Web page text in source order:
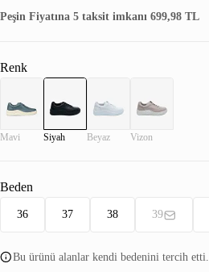
Peşin Fiyatına 5 taksit imkanı 699,98 TL
Renk
Mavi Siyah Beyaz Vizon
Beden
36 37 38 39
Bu ürünü alanlar kendi bedenini tercih etti.